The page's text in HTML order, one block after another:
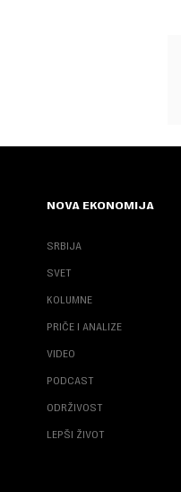
NOVA EKONOMIJA
SRBIJA
SVET
KOLUMNE
PRIČE I ANALIZE
VIDEO
PODCAST
ODRŽIVOST
LEPŠI ŽIVOT